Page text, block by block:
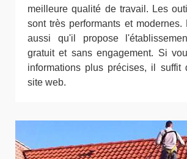
meilleure qualité de travail. Les
sont très performants et modernes.
aussi qu'il propose
gratuit et sans engagement. Si
informations plus précises, il suffit
site web.